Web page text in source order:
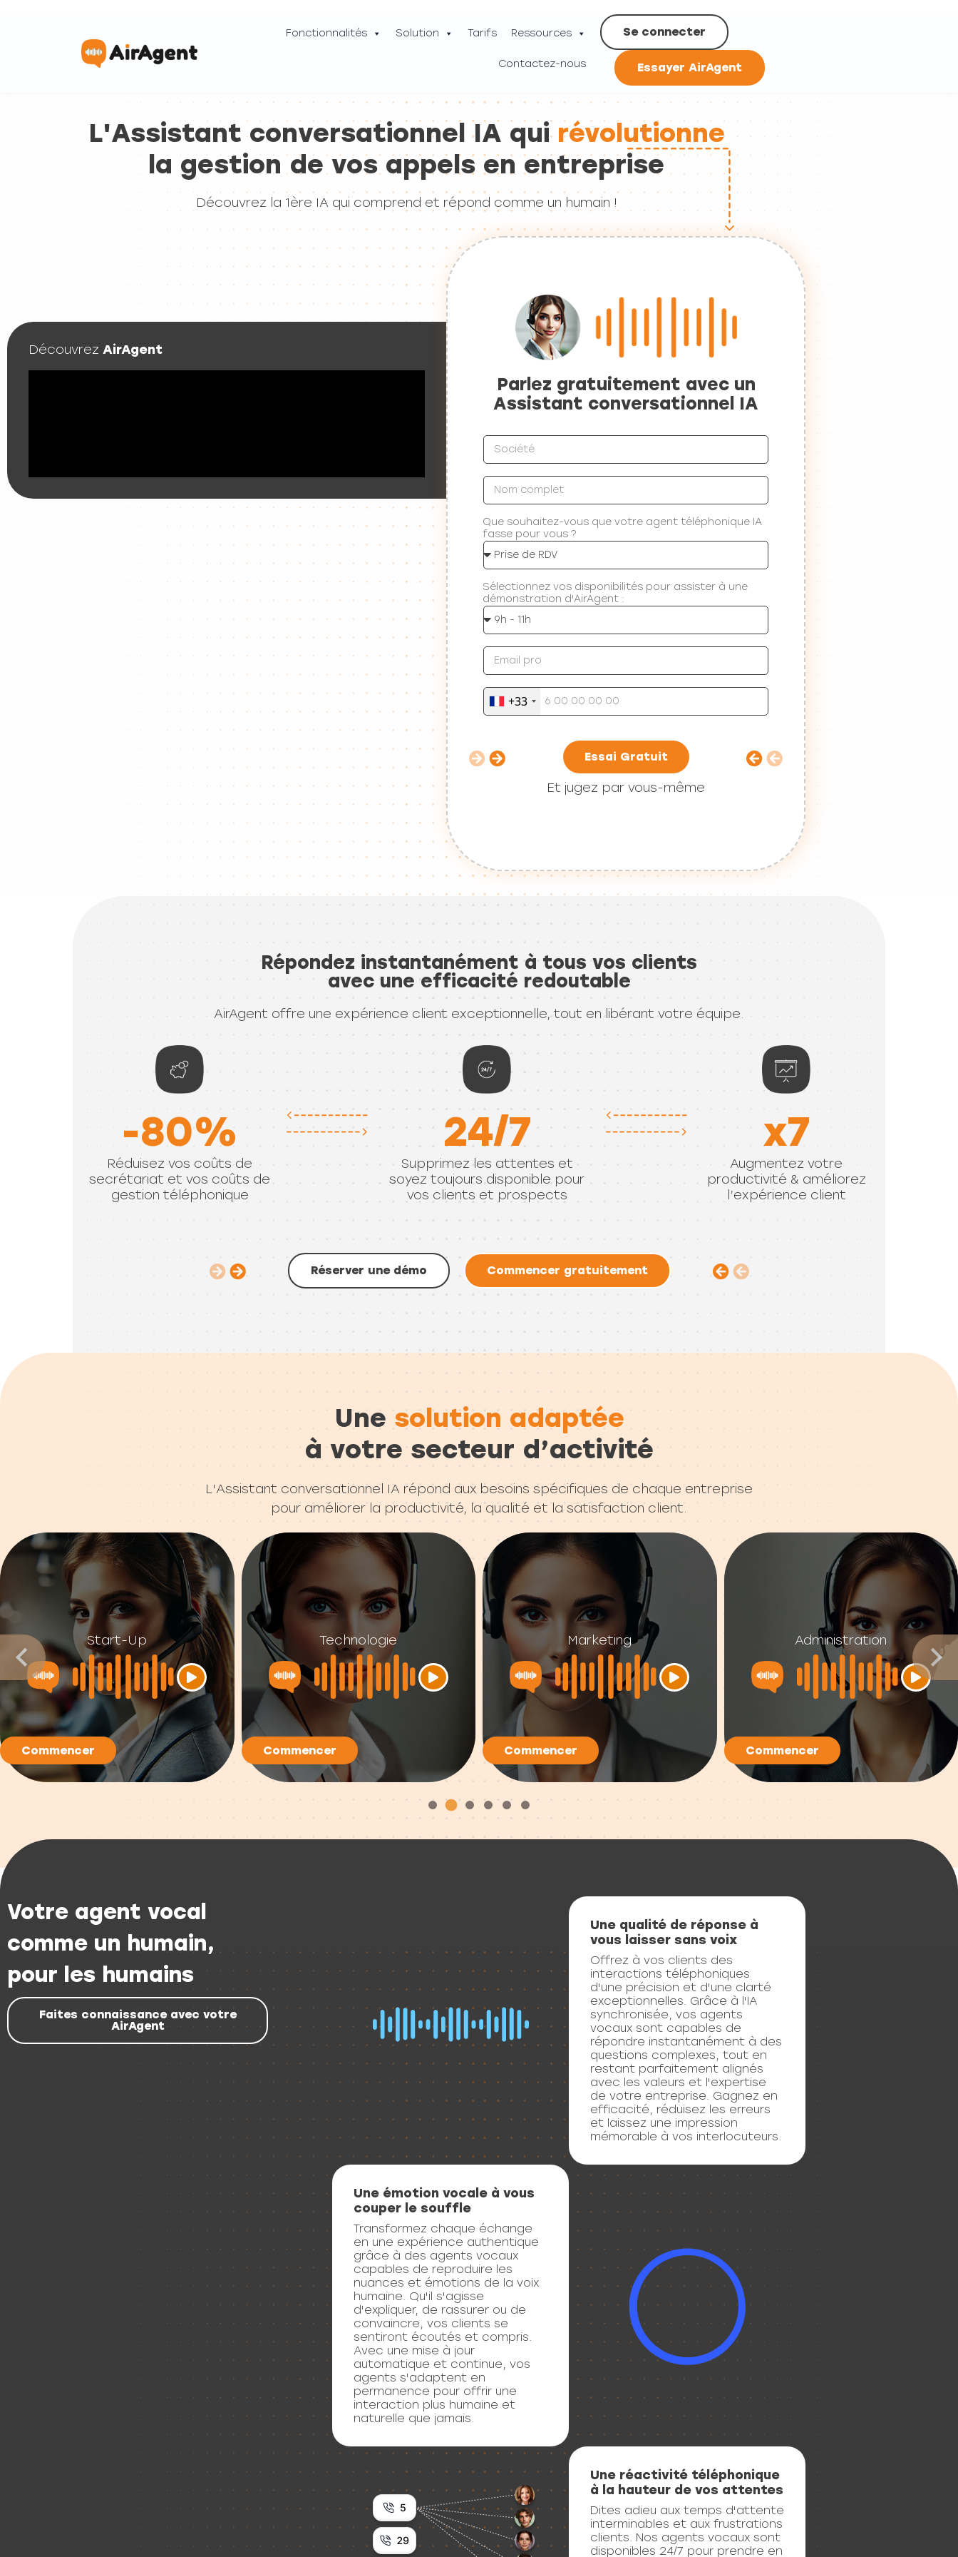
Fonctionnalités Solution Tarifs Se connecter
Essayer AirAgent
L'Assistant conversationnel IA qui révolutionne
la gestion de vos appels en entreprise
Découvrez la 1ère IA qui comprend et répond comme un humain !
Découvrez AirAgent
Parlez gratuitement avec un
Assistant conversationnel IA
Que souhaitez-vous que votre agent téléphonique IA
fasse pour vous ?
Sélectionnez vos disponibilités pour assister à une
démonstration d'AirAgent :
+33
Essai Gratuit
Et jugez par vous-même
Répondez instantanément à tous vos clients
avec une efficacité redoutable
AirAgent offre une expérience client exceptionnelle, tout en libérant votre équipe.
-80%
Réduisez vos coûts de
secrétariat et vos coûts de
gestion téléphonique
24/7
Supprimez les attentes et
soyez toujours disponible pour
vos clients et prospects
x7
Augmentez votre
productivité & améliorez
l’expérience client
Réserver une démo Commencer gratuitement
Unesolution adaptée
à votre secteur d’activité
L'Assistant conversationnel IA répond aux besoins spécifiques de chaque entreprise
pour améliorer la productivité, la qualité et la satisfaction client.
Start-Up
Commencer
Technologie
Commencer
Marketing
Commencer
Administration
Commencer
Votre agent vocal
comme un humain,
pour les humains
Faites connaissance avec votre
AirAgent
Une qualité de réponse à
vous laisser sans voix
Offrez à vos clients des
interactions téléphoniques
d'une précision et d'une clarté
exceptionnelles. Grâce à l'IA
synchronisée, vos agents
vocaux sont capables de
répondre instantanément à des
questions complexes, tout en
restant parfaitement alignés
avec les valeurs et l'expertise
de votre entreprise. Gagnez en
efficacité, réduisez les erreurs
et laissez une impression
mémorable à vos interlocuteurs.
Une émotion vocale à vous
couper le souffle
Transformez chaque échange
en une expérience authentique
grâce à des agents vocaux
capables de reproduire les
nuances et émotions de la voix
humaine. Qu'il s'agisse
d'expliquer, de rassurer ou de
convaincre, vos clients se
sentiront écoutés et compris.
Avec une mise à jour
automatique et continue, vos
agents s'adaptent en
permanence pour offrir une
interaction plus humaine et
naturelle que jamais.
Une réactivité téléphonique
à la hauteur de vos attentes
Dites adieu aux temps d'attente
interminables et aux frustrations
clients. Nos agents vocaux sont
disponibles 24/7 pour prendre en